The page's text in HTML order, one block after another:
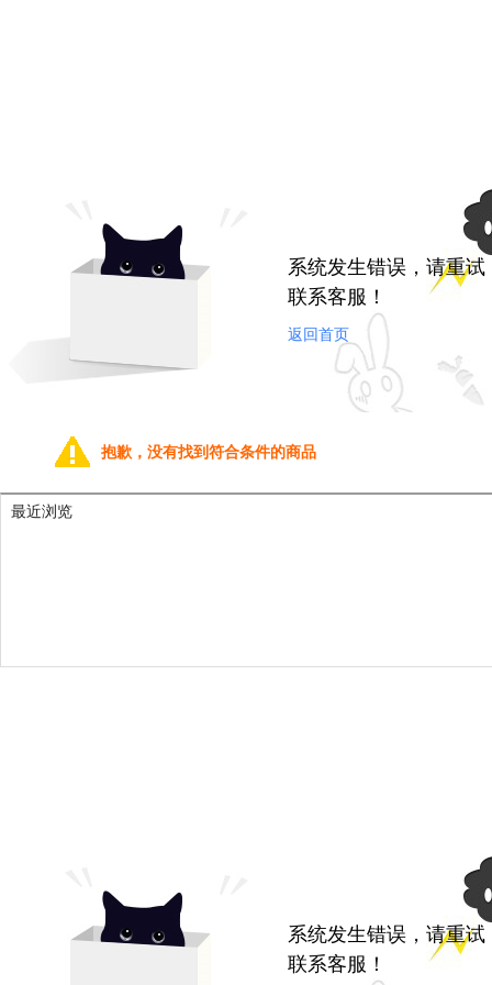
系统发生错误，请重
联系客服！
返回首页
抱歉，没有找到符合条件的商品
最近浏览
系统发生错误，请重
联系客服！